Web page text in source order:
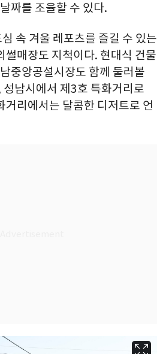
짜를 조율할 수 있다.
속 겨울 레포츠를 즐길 수 있는
썰매장도 지척이다. 현대식 건물
중앙공설시장도 함께 둘러볼
남시에서 제3호 특화거리로
거리에서는 달콤한 디저트로 언